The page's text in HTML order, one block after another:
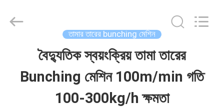
Electrical
Reserved.
তামার তারের bunching মেশিন
বৈদ্যুতিক স্বয়ংক্রিয় তামা তারের
Bunching মেশিন 100m/min গতি
100-300kg/h ক্ষমতা